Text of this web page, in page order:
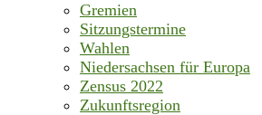
Gremien
Sitzungstermine
Wahlen
Niedersachsen für Europa
Zensus 2022
Zukunftsregion